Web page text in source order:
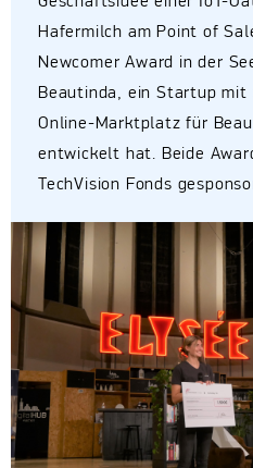
Hafermilch am Point of
Newcomer Award in der
Beautinda, ein Startup mit
Online-Marktplatz für
entwickelt hat. Beide
TechVision Fonds